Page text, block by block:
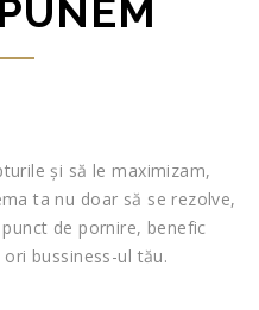
și să le maximizam,
ta nu doar să se rezolve,
de pornire, benefic
bussiness-ul tău.